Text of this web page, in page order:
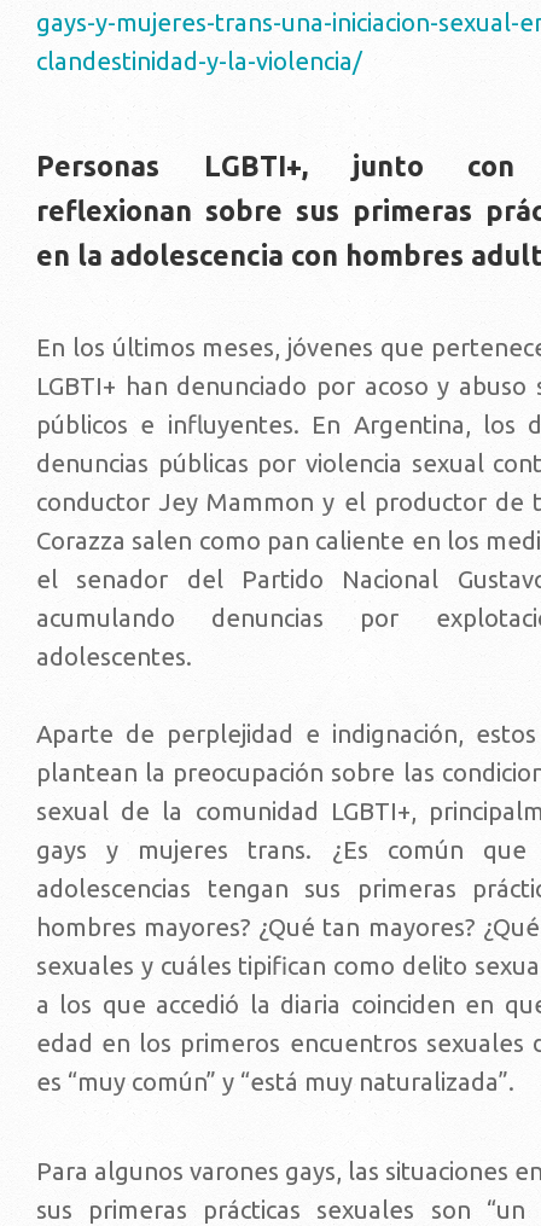
gays-y-mujeres-trans-una-iniciacion-sexual-
clandestinidad-y-la-violencia/
Personas LGBTI+, junto con
reflexionan sobre sus primeras
en la adolescencia con hombres
En los últimos meses, jóvenes que
LGBTI+ han denunciado por acoso y
públicos e influyentes. En Argentina, los
denuncias públicas por violencia sexual
conductor Jey Mammon y el productor de
Corazza salen como pan caliente en los
el senador del Partido Nacional
acumulando denuncias por
adolescentes.
Aparte de perplejidad e indignación, estos
plantean la preocupación sobre las
sexual de la comunidad LGBTI+,
gays y mujeres trans. ¿Es común que
adolescencias tengan sus primeras
hombres mayores? ¿Qué tan mayores?
sexuales y cuáles tipifican como delito
a los que accedió la diaria coinciden en
edad en los primeros encuentros sexuales
es “muy común” y “está muy naturalizada”.
Para algunos varones gays, las situaciones
sus primeras prácticas sexuales son